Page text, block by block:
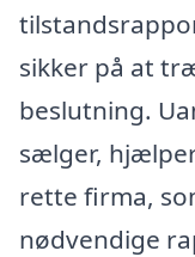
sikker på at
beslutning.
sælger,
rette firma,
nødvendige